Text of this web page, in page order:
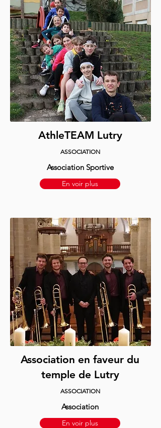
AthleTEAM Lutry
ASSOCIATION
Association Sportive
En voir plus
Association en faveur du
temple de Lutry
ASSOCIATION
Association
En voir plus